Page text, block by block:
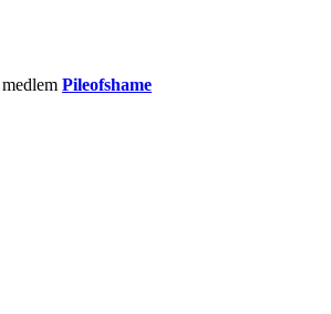
medlem Pileofshame